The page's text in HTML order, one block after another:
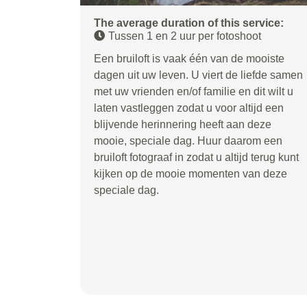
The average duration of this service:
Tussen 1 en 2 uur per fotoshoot
Een bruiloft is vaak één van de mooiste
dagen uit uw leven. U viert de liefde samen
met uw vrienden en/of familie en dit wilt u
laten vastleggen zodat u voor altijd een
blijvende herinnering heeft aan deze
mooie, speciale dag. Huur daarom een
bruiloft fotograaf in zodat u altijd terug kunt
kijken op de mooie momenten van deze
speciale dag.